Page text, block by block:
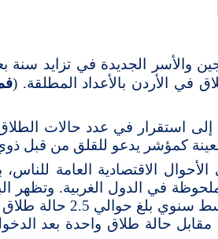
والأسر الجديدة في تزايد سنة
في الأردن بالأعداد المطلقة. (
البيانات الرسمية التي مصدرها التقارير السنوية لدائرة قاضي القضاة للسنوات التسع 2015-2023، إلى
كمؤشر يدعو للقلق من قبل
الاقتصادية العامة
تراجعت حالات الطلاق بصورة ملحوظة في الدول الغربية.
سنوي بلغ حوالي 2.5 حالة
الزواج إلى واقعات الطلاق خلال تلك الفترة نحو 4 حالات زواج مقابل حالة طلاق